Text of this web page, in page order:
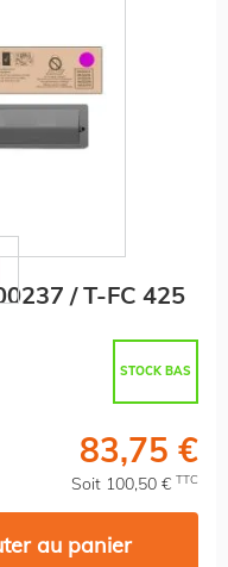
/ T-FC 425
STOCK BAS
83,75 €
Soit 100,50 € TTC
au panier